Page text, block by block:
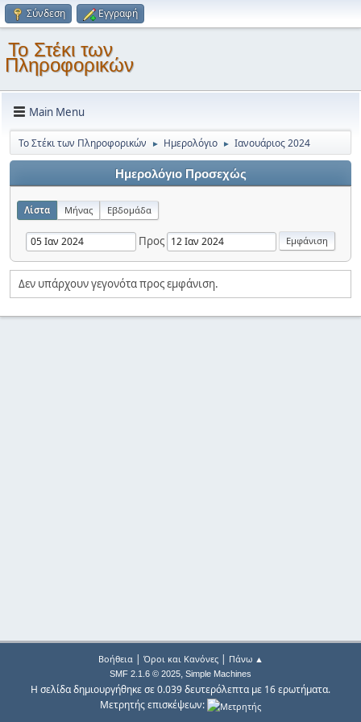
Σύνδεση Εγγραφή
Το Στέκι των
Πληροφορικών
Main Menu
Το Στέκι των Πληροφορικών ► Ημερολόγιο ► Ιανουάριος 2024
Ημερολόγιο Προσεχώς
Λίστα Μήνας Εβδομάδα
Προς
Δεν υπάρχουν γεγονότα προς εμφάνιση.
Βοήθεια| Όροι και Κανόνες| Πάνω ▲
SMF 2.1.6 © 2025, Simple Machines
Η σελίδα δημιουργήθηκε σε 0.039 δευτερόλεπτα με 16 ερωτήματα.
Μετρητής επισκέψεων: